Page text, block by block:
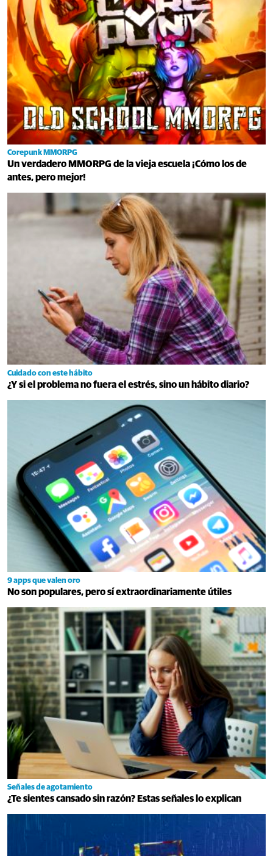
Corepunk MMORPG
Un verdadero MMORPG de la vieja escuela ¡Cómo los de
antes, pero mejor!
Cuidado con este hábito
¿Y si el problema no fuera el estrés, sino un hábito diario?
9 apps que valen oro
No son populares, pero sí extraordinariamente útiles
Señales de agotamiento
¿Te sientes cansado sin razón? Estas señales lo explican